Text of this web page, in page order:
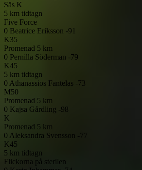
Säs K
5 km tidtagn
Five Force
0 Beatrice Eriksson -91
K35
Promenad 5 km
0 Pernilla Söderman -79
K45
5 km tidtagn
0 Athanassios Fantelas -73
M50
Promenad 5 km
0 Kajsa Gårdling -98
K
Promenad 5 km
0 Aleksandra Svensson -77
K45
5 km tidtagn
Flickorna på sterilen